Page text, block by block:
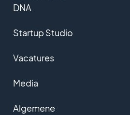
DNA
Startup Studio
Vacatures
Media
Algemene